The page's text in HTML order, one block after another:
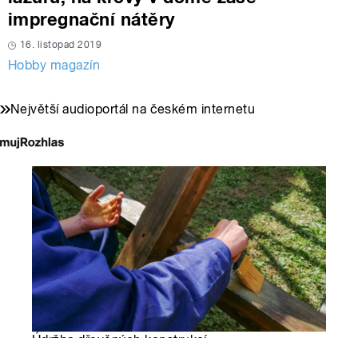
impregnační nátěry
16. listopad 2019
Hobby magazín
Největší audioportál na českém internetu